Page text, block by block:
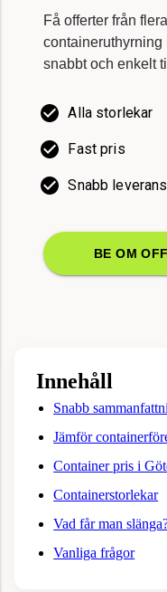
Få offerter från
containeruthyrning
snabbt och enkelt
Alla storlekar
Fast pris
Snabb
BE OM
Innehåll
Snabb
Jämför
Container pris i
Containerstorlekar
Vad får man
Vanliga frågor